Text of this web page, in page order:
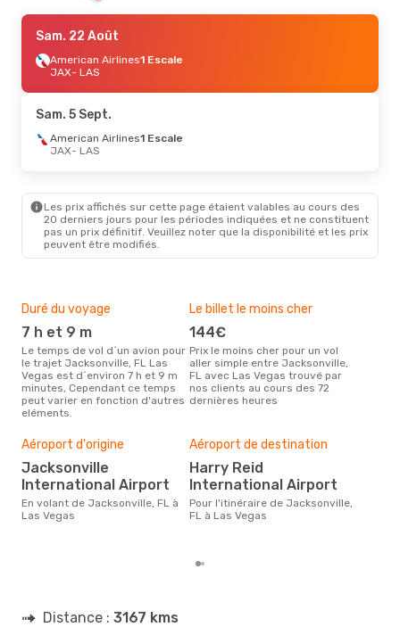
Sam. 22 Août
American Airlines1 Escale
JAX- LAS
Sam. 5 Sept.
American Airlines1 Escale
JAX- LAS
Les prix affichés sur cette page étaient valables au cours des
20 derniers jours pour les périodes indiquées et ne constituent
pas un prix définitif. Veuillez noter que la disponibilité et les prix
peuvent être modifiés.
Duré du voyage
7 h et 9 m
Le temps de vol d´un avion pour
le trajet Jacksonville, FL Las
Vegas est d´environ 7 h et 9 m
minutes, Cependant ce temps
peut varier en fonction d'autres
eléments.
Le billet le moins cher
144€
Prix le moins cher pour un vol
aller simple entre Jacksonville,
FL avec Las Vegas trouvé par
nos clients au cours des 72
dernières heures
Aéroport d'origine
Jacksonville
International Airport
En volant de Jacksonville, FL à
Las Vegas
Aéroport de destination
Harry Reid
International Airport
Pour l'itinéraire de Jacksonville,
FL à Las Vegas
Distance : 3167 kms